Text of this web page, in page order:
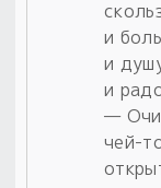
и
и
и
—
чей-